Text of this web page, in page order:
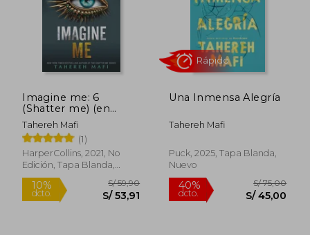
10%
dcto. S/ 54,90
Rápido
dcto. S/
Imagine me: 6
(Shatter me) (en
Inglés)
Tahereh Mafi
(1)
HarperCollins, 2021, No
Edición, Tapa Blanda,
Nuevo
Una Inmensa Alegría
Tahereh Mafi
Puck, 2025, Tapa Blanda,
Nuevo